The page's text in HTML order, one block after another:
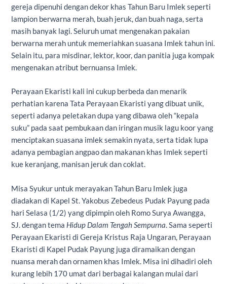
gereja dipenuhi dengan dekor khas Tahun Baru Imlek seperti
lampion berwarna merah, buah jeruk, dan buah naga, serta
masih banyak lagi. Seluruh umat mengenakan pakaian
berwarna merah untuk memeriahkan suasana Imlek tahun ini.
Selain itu, para misdinar, lektor, koor, dan panitia juga kompak
mengenakan atribut bernuansa Imlek.
Perayaan Ekaristi kali ini cukup berbeda dan menarik
perhatian karena Tata Perayaan Ekaristi yang dibuat unik,
sepertiadanya peletakan dupa yang dibawa oleh “kepala
suku” pada saat pembukaan dan iringan musik lagu koor yang
menciptakan suasana imlek semakin nyata, serta tidak lupa
adanya pembagian angpao dan makanan khas Imlek seperti
kue keranjang, manisan jeruk dan coklat.
Misa Syukur untuk merayakan Tahun Baru Imlek juga
diadakan di Kapel St. Yakobus Zebedeus Pudak Payung pada
hari Selasa (1/2) yang dipimpin oleh Romo Surya Awangga,
SJ. dengan tema Hidup Dalam Tengah Sempurna. Sama seperti
Perayaan Ekaristi di Gereja Kristus Raja Ungaran, Perayaan
Ekaristi di Kapel Pudak Payung juga diramaikan dengan
nuansa merah dan ornamen khas Imlek. Misa ini dihadiri oleh
kurang lebih 170 umat dari berbagai kalangan mulai dari